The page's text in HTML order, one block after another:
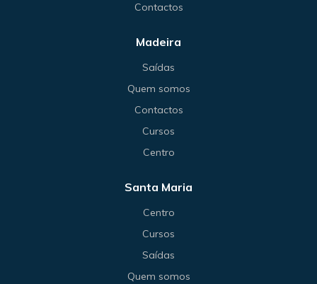
Contactos
Madeira
Saídas
Quem somos
Contactos
Cursos
Centro
Santa Maria
Centro
Cursos
Saídas
Quem somos